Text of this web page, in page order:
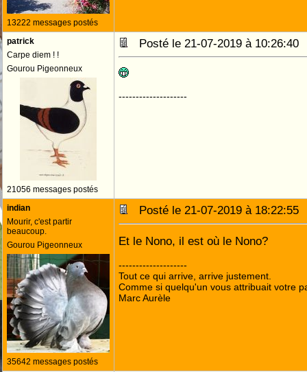
13222 messages postés
patrick
Carpe diem ! !
Gourou Pigeonneux
21056 messages postés
Posté le 21-07-2019 à
--------------------
indian
Mourir, c'est partir
beaucoup.
Gourou Pigeonneux
35642 messages postés
Posté le 21-07-2019 à
Et le Nono, il est où le Nono?
--------------------
Tout ce qui arrive, arrive justement.
Comme si quelqu'un vous attribuait votre
Marc Aurèle